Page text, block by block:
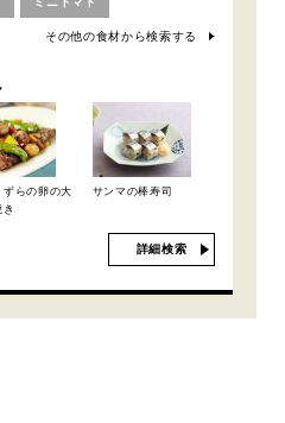
その他の食材から検索する
ずらの卵の大
サンマの棒寿司
詳細検索